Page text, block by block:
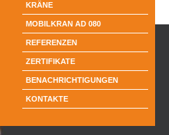
KRÄNE
MOBILKRAN AD 080
REFERENZEN
ZERTIFIKATE
BENACHRICHTIGUNGEN
KONTAKTE